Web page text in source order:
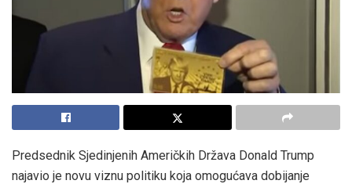
Predsednik Sjedinjenih Američkih Država Donald Trump
najavio je novu viznu politiku koja omogućava dobijanje